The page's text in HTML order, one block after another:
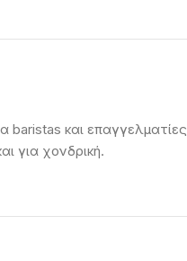
baristas και επαγγελματίες
για χονδρική.